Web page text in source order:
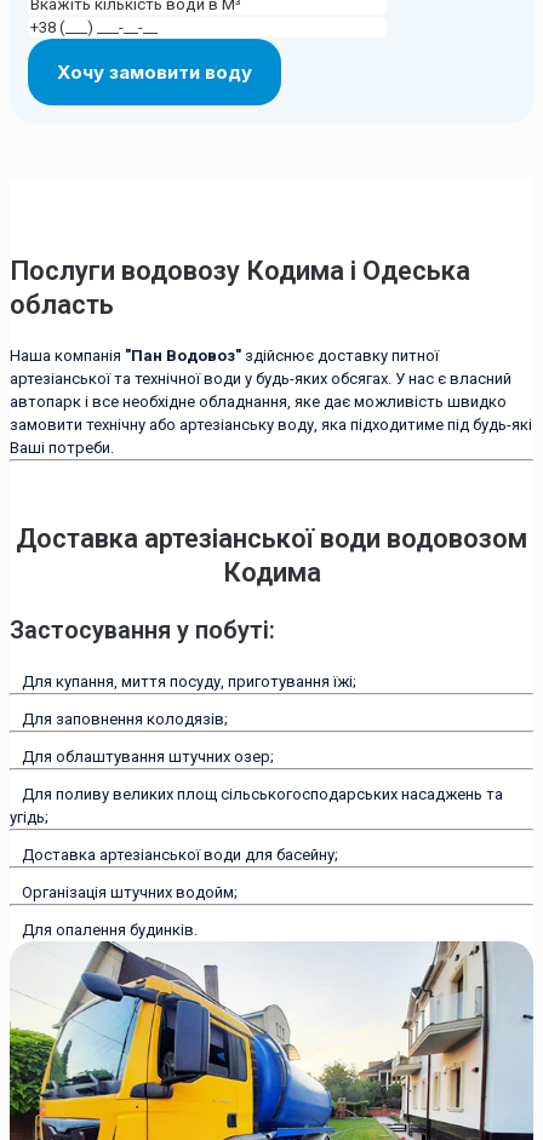
Послуги водовозу Кодима і Одеська
область
Наша компанія "Пан Водовоз" здійснює доставку питної
артезіанської та технічної води у будь-яких обсягах. У нас є власний
автопарк і все необхідне обладнання, яке дає можливість швидко
замовити технічну або артезіанську воду, яка підходитиме під будь-які
Ваші потреби.
Доставка артезіанської води водовозом
Кодима
Застосування у побуті:
Для купання, миття посуду, приготування їжі;
Для заповнення колодязів;
Для облаштування штучних озер;
Для поливу великих площ сільськогосподарських насаджень та
угідь;
Доставка артезіанської води для басейну;
Організація штучних водойм;
Для опалення будинків.